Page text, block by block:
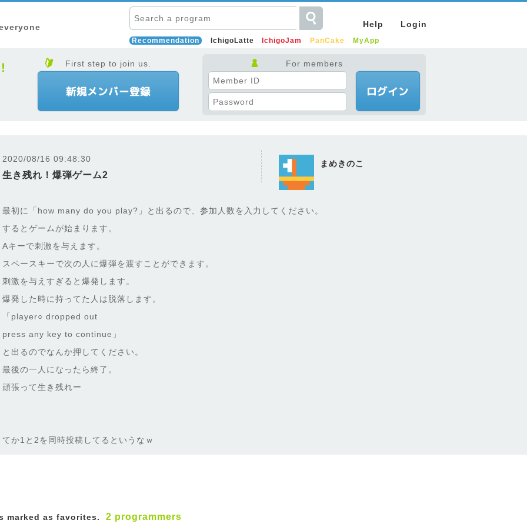
Help Login
Recommendation IchigoLatte IchigoJam PanCake MyApp
First step to join us. For members
2020/08/16 09:48:30
生き残れ！爆弾ゲーム2
まめきのこ
最初に「how many do you play?」と出るので、参加人数を入力してください。
するとゲームが始まります。
Aキーで刺激を与えます。
スペースキーで次の人に爆弾を渡すことができます。
刺激を与えすぎると爆発します。
爆発した時に持ってた人は脱落します。
「player○ dropped out
press any key to continue」
と出るのでなんか押してください。
最後の一人になったら終了。
頑張って生き残れー
てか1と2を同時投稿してるというなｗ
marked as favorites. 2 programmers